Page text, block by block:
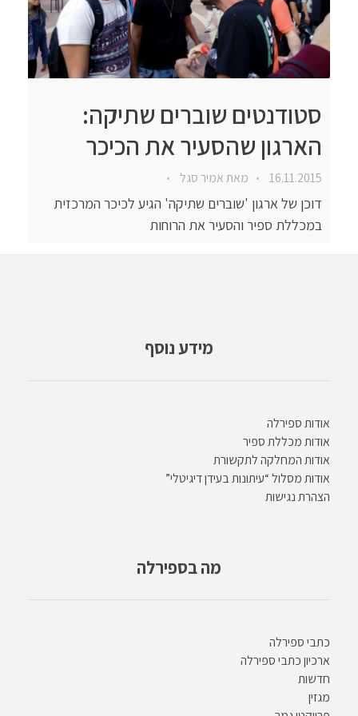
סטודנטים שוברים שתיקה:
הארגון שהסעיר את הכיכר
16.11.2015 מאתאמיר סגל
דוכן של ארגון 'שוברים שתיקה' הגיע לכיכר המרכזית
במכללת ספיר והסעיר את הרוחות
מידע נוסף
אודות ספירלה
אודות מכללת ספיר
אודות המחלקה לתקשורת
אודות מסלול “עיתונות בעידן דיגיטלי”
הצהרת נגישות
מה בספירלה
כתבי ספירלה
ארכיון כתבי ספירלה
חדשות
מגזין